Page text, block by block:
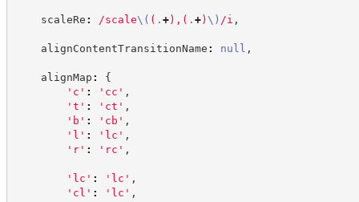
scaleRe : /scale\( ( . +) , ( . +) \) /i ,
alignContentTransitionName : null ,
alignMap :
{
' c ' : ' cc ' ,
' t ' : ' ct ' ,
' b ' : ' cb ' ,
' l ' : ' lc ' ,
' r' : ' rc ' ,
' lc ' : ' lc ' ,
' cl ' : ' lc ' ,